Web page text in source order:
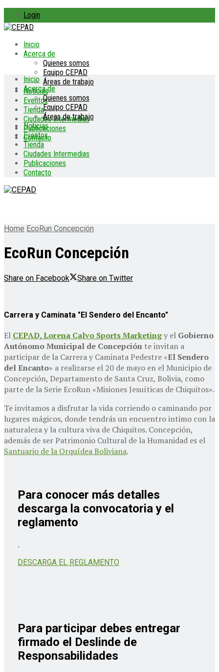
Login
Inicio
Acerca de
Quienes somos
Equipo CEPAD
Áreas de trabajo
Noticias
Eventos
Tienda
Ciudades Intermedias
Publicaciones
Contacto
Inicio
Acerca de
Quienes somos
Equipo CEPAD
Áreas de trabajo
Noticias
Eventos
Tienda
Ciudades Intermedias
Publicaciones
Contacto
Home EcoRun Concepción
EcoRun Concepción
Share on Facebook Share on Twitter
Carrera y Caminata "El Sendero del Encanto"
El CEPAD,Lorena Calvo Sports Marketingy el Gobierno
Autónomo Municipal de Concepción te invitan a
participar de la Carrera y Caminata Pedestre «El Sendero
del Encanto» a realizarse el 20 de mayo en el Municipio de
Concepción, Departamento de Santa Cruz, Bolivia, como
parte de la Serie EcoRun «Misiones Jesuíticas de Chiquitos».
Te invitamos a disfrutar la vida corriendo o caminando por
lugares mágicos, donde tendrás un encuentro intimo con la
naturaleza y la cultura viva de Chiquitos. Concepción,
además de ser Patrimonio Cultural de la Humanidad es el
Santuario de la Orquídea Boliviana.
Para conocer más detalles
descarga la convocatoria y el
reglamento
.
DESCARGA EL REGLAMENTO
Para participar debes entregar
firmado el Deslinde de
Responsabilidades